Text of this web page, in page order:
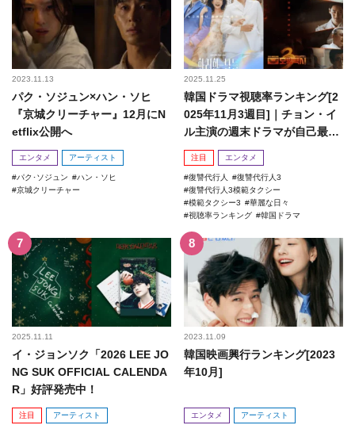
2023.11.13
パク・ソジュン×ハン・ソヒ
『京城クリーチャー』12月にN
etflix公開へ
エンタメ アーティスト
パク･ソジュン
ハン・ソヒ
京城クリーチャー
2025.11.25
韓国ドラマ視聴率ランキング[2
025年11月3週目]｜チョン・イ
ル主演の週末ドラマが自己最高
記録を更新！
注目 エンタメ
復讐代行人
復讐代行人3
復讐代行人3模範タクシー
模範タクシー3
華麗な日々
視聴率ランキング
韓国ドラマ
2025.11.11
イ・ジョンソク「2026 LEE JO
NG SUK OFFICIAL CALENDA
R」好評発売中！
注目 アーティスト
2023.11.09
韓国映画興行ランキング[2023
年10月]
エンタメ アーティスト